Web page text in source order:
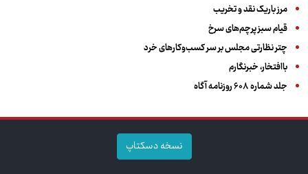
مرز باریک نقد و تخریب
قیام سبز پرچم‌های سرخ
چتر نظارتی مجلس بر سر کسب‌وکارهای خرد
باافتخار، خبرنگارم
جلد شماره ۶۰۸ روزنامه آگاه
نسخه دسکتاپ